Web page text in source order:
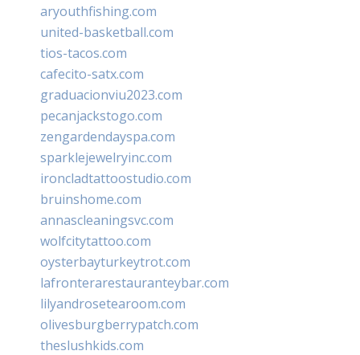
aryouthfishing.com
united-basketball.com
tios-tacos.com
cafecito-satx.com
graduacionviu2023.com
pecanjackstogo.com
zengardendayspa.com
sparklejewelryinc.com
ironcladtattoostudio.com
bruinshome.com
annascleaningsvc.com
wolfcitytattoo.com
oysterbayturkeytrot.com
lafronterarestauranteybar.com
lilyandrosetearoom.com
olivesburgberrypatch.com
theslushkids.com